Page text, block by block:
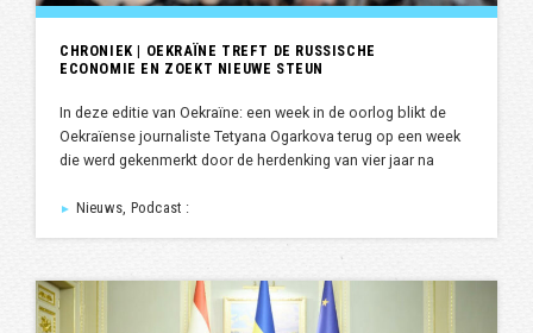
CHRONIEK | OEKRAÏNE TREFT DE RUSSISCHE
ECONOMIE EN ZOEKT NIEUWE STEUN
In deze editie van Oekraïne: een week in de oorlog blikt de
Oekraïense journaliste Tetyana Ogarkova terug op een week
die werd gekenmerkt door de herdenking van vier jaar na
► Nieuws, Podcast :